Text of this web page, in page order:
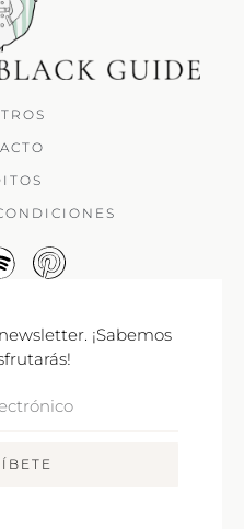
¡Sabemos